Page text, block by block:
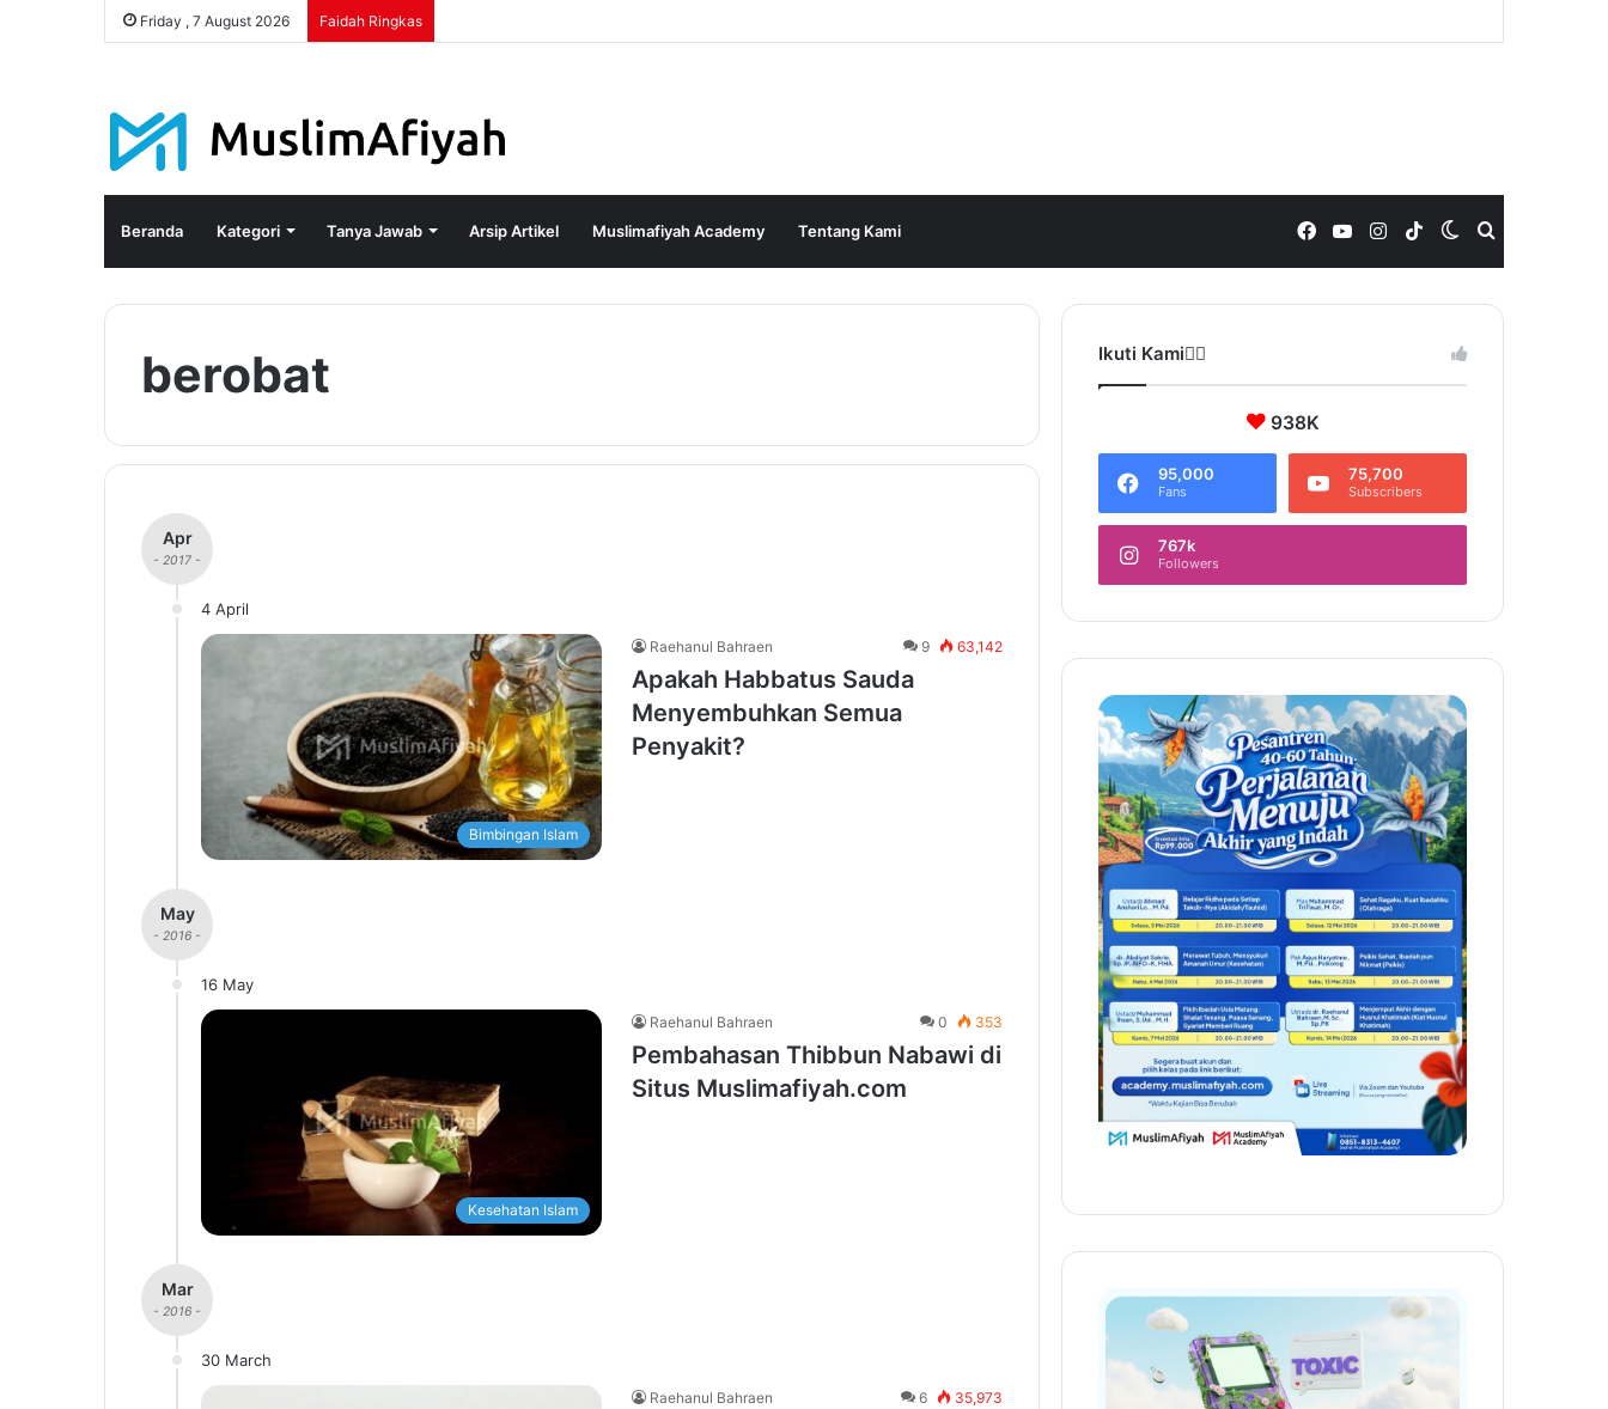
Friday , 7 August 2026 Faidah Ringkas
Beranda Kategori Tanya Jawab Arsip Artikel Muslimafiyah Academy Tentang Kami Switch
skin
TikTok
Instagram
YouTube
Facebook
berobat
Apr
- 2017 -
4 April
Bimbingan Islam
Raehanul Bahraen 9 63,142
Apakah Habbatus Sauda
Menyembuhkan Semua
Penyakit?
May
- 2016 -
16 May
Kesehatan Islam
Raehanul Bahraen 0 353
Pembahasan Thibbun Nabawi di
Situs Muslimafiyah.com
Mar
- 2016 -
30 March
Raehanul Bahraen 6 35,973
Ikuti Kami❤️‍🔥
938K
95,000
Fans
75,700
Subscribers
767k
Followers